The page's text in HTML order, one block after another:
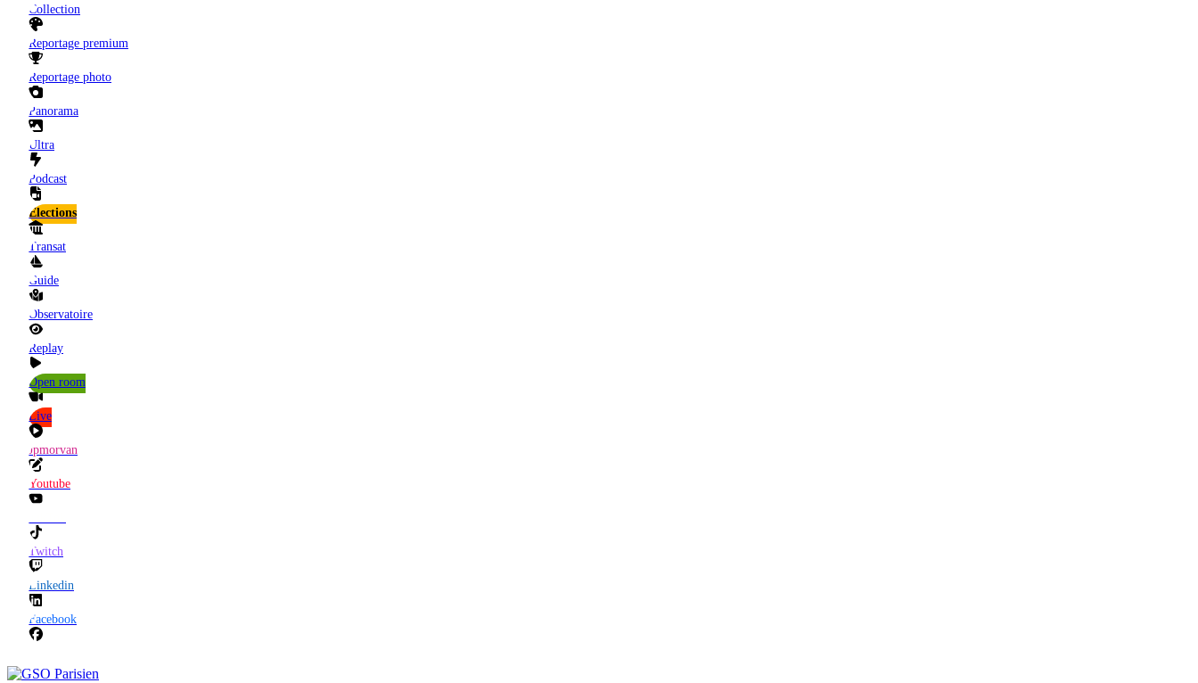
Collection
Reportage premium
Reportage photo
Panorama
Ultra
Podcast
Elections
Transat
Guide
Observatoire
Replay
Open room
Live
Jpmorvan
Youtube
Twitch
Linkedin
Facebook